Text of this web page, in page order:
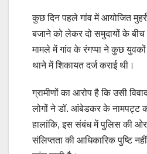
कुछ दिन पहले गांव में आयोजित
बजाने को लेकर दो समुदायों के
मामले में गांव के रंगप्पा ने कुछ
थाने में शिकायत दर्ज कराई थी।
ग्रामीणों का आरोप है कि उसी
लोगों ने डॉ. आंबेडकर के नामपट्ट
हालांकि, इस संबंध में पुलिस की
संलिप्तता की आधिकारिक पुष्टि